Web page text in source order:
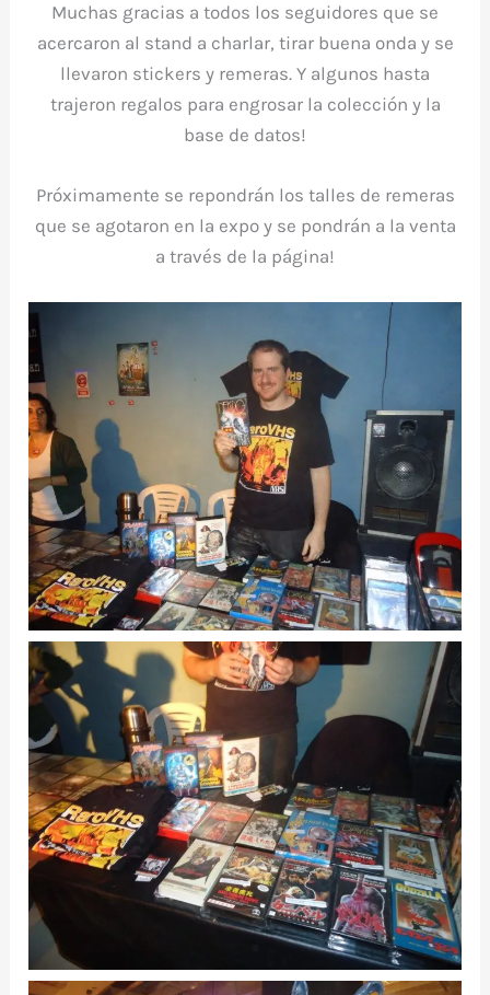
c
e
b
k
it
te
r
er
e
st
at
s
A
p
m
bl
r
d
di
t
gr
a
m
m
p
ar
Muchas gracias a todos los seguidores que se
acercaron al stand a charlar, tirar buena onda y se
llevaron stickers y remeras. Y algunos hasta
trajeron regalos para engrosar la colección y la
base de datos!
Próximamente se repondrán los talles de remeras
que se agotaron en la expo y se pondrán a la venta
a través de la página!